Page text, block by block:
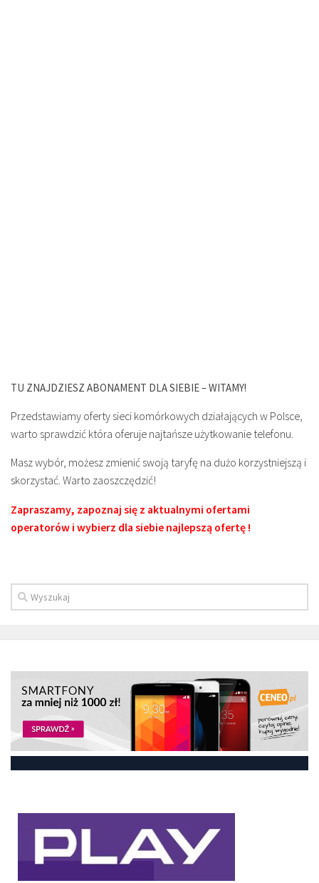
TU ZNAJDZIESZ ABONAMENT DLA SIEBIE – WITAMY!
Przedstawiamy oferty sieci komórkowych działających w Polsce,
warto sprawdzić która oferuje najtańsze użytkowanie telefonu.
Masz wybór, możesz zmienić swoją taryfę na dużo korzystniejszą i
skorzystać. Warto zaoszczędzić!
Zapraszamy, zapoznaj się z aktualnymi ofertami
operatorów i wybierz dla siebie najlepszą ofertę !